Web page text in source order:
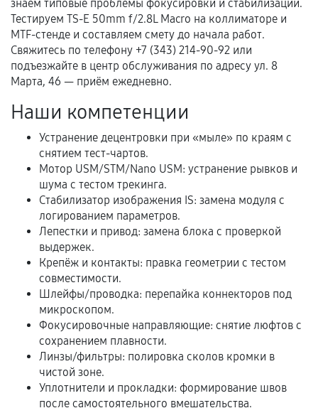
гарантии
Гарантийный талон.
Акт выполненных работ с датой, перечнем
услуг и сроком гарантии.
Документы на установленные комплектующие
Расширенная гарантия
В некоторых случаях возможно оформление
расширенной гарантии. Стоимость, сроки и
условия продления согласовываются отдельно и
фиксируются в документах.
Когда гарантия не действует
Нарушение правил эксплуатации,
механические повреждения, попадание влаги,
перегрев, коррозия.
знаем типовые проблемы фокусировки и стабилизации.
Тестируем TS-E 50mm f/2.8L Macro на коллиматоре и
MTF-стенде и составляем смету до начала работ.
Свяжитесь по телефону +7 (343) 214-90-92 или
подъезжайте в центр обслуживания по адресу ул. 8
Марта, 46 — приём ежедневно.
Наши компетенции
Устранение децентровки при «мыле» по краям с
снятием тест-чартов.
Мотор USM/STM/Nano USM: устранение рывков и
шума с тестом трекинга.
Стабилизатор изображения IS: замена модуля с
логированием параметров.
Лепестки и привод: замена блока с проверкой
выдержек.
Крепёж и контакты: правка геометрии с тестом
совместимости.
Шлейфы/проводка: перепайка коннекторов под
микроскопом.
Фокусировочные направляющие: снятие люфтов с
сохранением плавности.
Линзы/фильтры: полировка сколов кромки в
чистой зоне.
Уплотнители и прокладки: формирование швов
после самостоятельного вмешательства.